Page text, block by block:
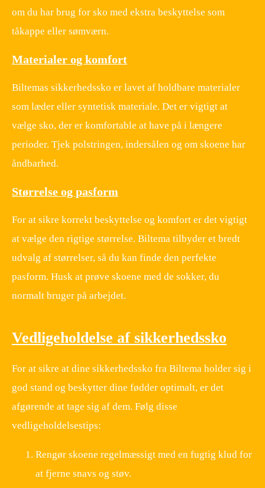
om du har brug for sko med ekstra beskyttelse som
tåkappe eller sømværn.
Materialer og komfort
Biltemas sikkerhedssko er lavet af holdbare materialer
som læder eller syntetisk materiale. Det er vigtigt at
vælge sko, der er komfortable at have på i længere
perioder. Tjek polstringen, indersålen og om skoene har
åndbarhed.
Størrelse og pasform
For at sikre korrekt beskyttelse og komfort er det vigtigt
at vælge den rigtige størrelse. Biltema tilbyder et bredt
udvalg af størrelser, så du kan finde den perfekte
pasform. Husk at prøve skoene med de sokker, du
normalt bruger på arbejdet.
Vedligeholdelse af sikkerhedssko
For at sikre at dine sikkerhedssko fra Biltema holder sig i
god stand og beskytter dine fødder optimalt, er det
afgørende at tage sig af dem. Følg disse
vedligeholdelsestips:
Rengør skoene regelmæssigt med en fugtig klud for
at fjerne snavs og støv.